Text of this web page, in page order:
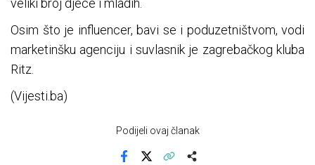
veliki broj djece i mladih.
Osim što je influencer, bavi se i poduzetništvom, vodi
marketinšku agenciju i suvlasnik je zagrebačkog kluba
Ritz.
(Vijesti.ba)
Podijeli ovaj članak